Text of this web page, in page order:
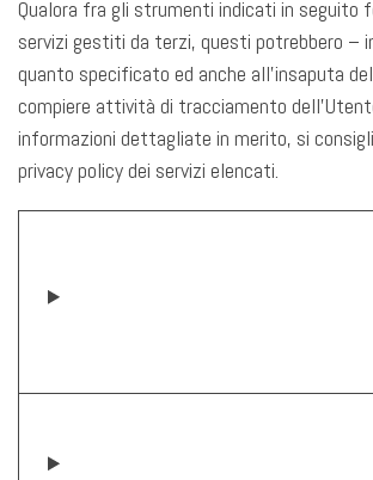
Qualora fra gli strumenti indicati in seguito
servizi gestiti da terzi, questi potrebbero –
quanto specificato ed anche all’insaputa
compiere attività di tracciamento
informazioni dettagliate in merito, si
privacy policy dei servizi elencati.